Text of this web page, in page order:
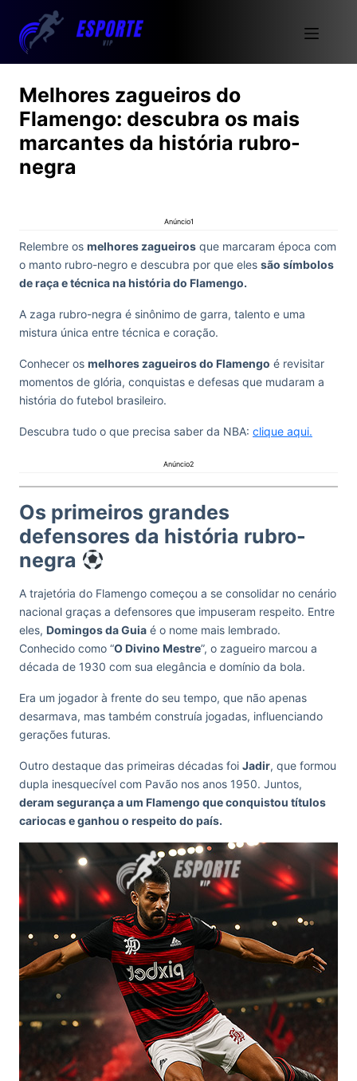
Melhores zagueiros do
Flamengo: descubra os mais
marcantes da história rubro-
negra
Anúncio1
Relembre os melhores zagueiros que marcaram época com
o manto rubro-negro e descubra por que eles são símbolos
de raça e técnica na história do Flamengo.
A zaga rubro-negra é sinônimo de garra, talento e uma
mistura única entre técnica e coração.
Conhecer os melhores zagueiros do Flamengo é revisitar
momentos de glória, conquistas e defesas que mudaram a
história do futebol brasileiro.
Descubra tudo o que precisa saber da NBA: clique aqui.
Anúncio2
Os primeiros grandes
defensores da história rubro-
negra
A trajetória do Flamengo começou a se consolidar no cenário
nacional graças a defensores que impuseram respeito. Entre
eles, Domingos da Guia é o nome mais lembrado.
Conhecido como “O Divino Mestre”, o zagueiro marcou a
década de 1930 com sua elegância e domínio da bola.
Era um jogador à frente do seu tempo, que não apenas
desarmava, mas também construía jogadas, influenciando
gerações futuras.
Outro destaque das primeiras décadas foi Jadir, que formou
dupla inesquecível com Pavão nos anos 1950. Juntos,
deram segurança a um Flamengo que conquistou títulos
cariocas e ganhou o respeito do país.